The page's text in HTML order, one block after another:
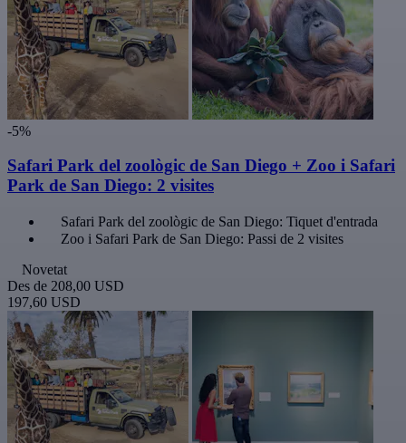
-5%
Safari Park del zoològic de San Diego + Zoo i Safari
Park de San Diego: 2 visites
Safari Park del zoològic de San Diego: Tiquet d'entrada
Zoo i Safari Park de San Diego: Passi de 2 visites
Novetat
Des de 208,00 USD
197,60 USD